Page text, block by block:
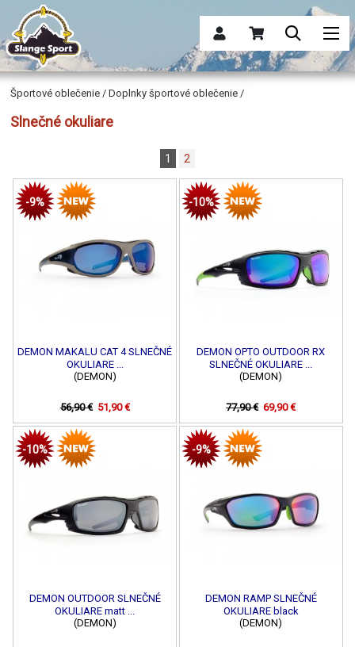
Športové oblečenie / Doplnky športové oblečenie /
Slnečné okuliare
1 2
-9%
DEMON MAKALU CAT 4 SLNEČNÉ
OKULIARE ...
(DEMON)
56,90 € 51,90 €
-10%
DEMON OPTO OUTDOOR RX
SLNEČNÉ OKULIARE ...
(DEMON)
77,90 € 69,90 €
-10%
DEMON OUTDOOR SLNEČNÉ
OKULIARE matt ...
(DEMON)
-9%
DEMON RAMP SLNEČNÉ
OKULIARE black
(DEMON)